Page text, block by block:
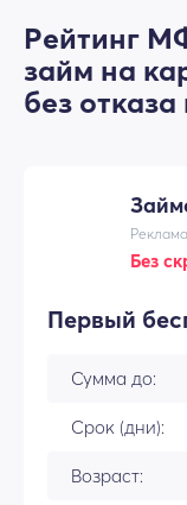
Рейтинг
займ на
без
Без
Первый
Сумма до:
Срок (дни):
Возраст: